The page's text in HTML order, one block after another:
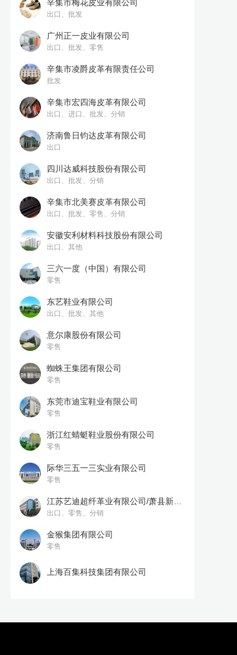
辛集市梅花皮业有限公司
出口、批发
广州正一皮业有限公司
出口、批发、零售
辛集市凌爵皮革有限责任公司
批发
辛集市宏四海皮革有限公司
出口、进口、批发、分销
济南鲁日钧达皮革有限公司
出口
四川达威科技股份有限公司
出口、批发、分销
辛集市北美赛皮革有限公司
出口、批发、零售、分销
安徽安利材料科技股份有限公司
出口、其他
三六一度（中国）有限公司
零售
东艺鞋业有限公司
出口、批发、其他
意尔康股份有限公司
零售
蜘蛛王集团有限公司
零售
东莞市迪宝鞋业有限公司
零售
浙江红蜻蜓鞋业股份有限公司
零售
际华三五一三实业有限公司
零售
出口、零售、分销
金猴集团有限公司
零售
上海百集科技集团有限公司